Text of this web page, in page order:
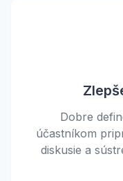
Dobre
účastníkom
diskusie a